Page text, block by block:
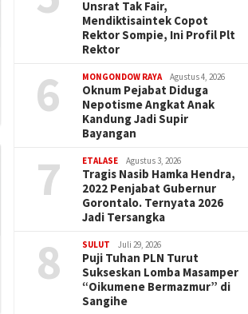
Unsrat Tak Fair,
Mendiktisaintek Copot
Rektor Sompie, Ini Profil Plt
Rektor
6 MONGONDOW RAYA Agustus 4, 2026
Oknum Pejabat Diduga
Nepotisme Angkat Anak
Kandung Jadi Supir
Bayangan
7 ETALASE Agustus 3, 2026
Tragis Nasib Hamka Hendra,
2022 Penjabat Gubernur
Gorontalo. Ternyata 2026
Jadi Tersangka
8 SULUT Juli 29, 2026
Puji Tuhan PLN Turut
Sukseskan Lomba Masamper
“Oikumene Bermazmur” di
Sangihe